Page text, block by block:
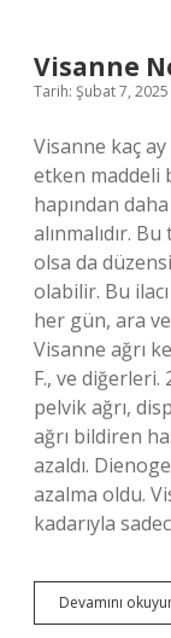
Visanne
Tarih: Şubat 7, 2025
Visanne kaç ay
etken maddeli
hapından
alınmalıdır.
olsa da
olabilir. Bu
her gün, ara
Visanne ağrı
F., ve diğerleri.
pelvik ağrı,
ağrı bildiren
azaldı.
azalma oldu.
kadarıyla
Devamını